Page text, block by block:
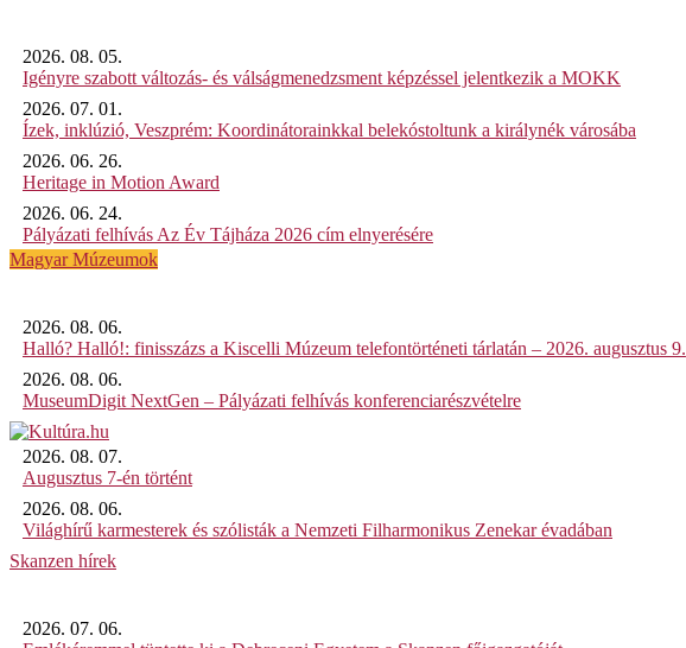
2026. 08. 05.
Igényre szabott változás- és válságmenedzsment képzéssel jelentkezik a MOKK
2026. 07. 01.
Ízek, inklúzió, Veszprém: Koordinátorainkkal belekóstoltunk a királynék városába
2026. 06. 26.
Heritage in Motion Award
2026. 06. 24.
Pályázati felhívás Az Év Tájháza 2026 cím elnyerésére
Magyar Múzeumok
2026. 08. 06.
Halló? Halló!: finisszázs a Kiscelli Múzeum telefontörténeti tárlatán – 2026. augusztus 9.
2026. 08. 06.
MuseumDigit NextGen – Pályázati felhívás konferenciarészvételre
2026. 08. 07.
Augusztus 7-én történt
2026. 08. 06.
Világhírű karmesterek és szólisták a Nemzeti Filharmonikus Zenekar évadában
Skanzen hírek
2026. 07. 06.